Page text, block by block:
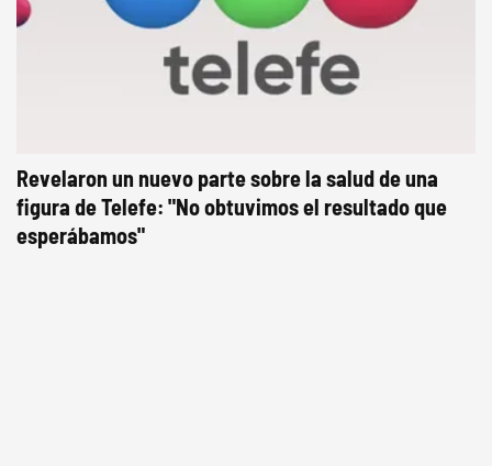
Revelaron un nuevo parte sobre la salud de una
figura de Telefe: "No obtuvimos el resultado que
esperábamos"